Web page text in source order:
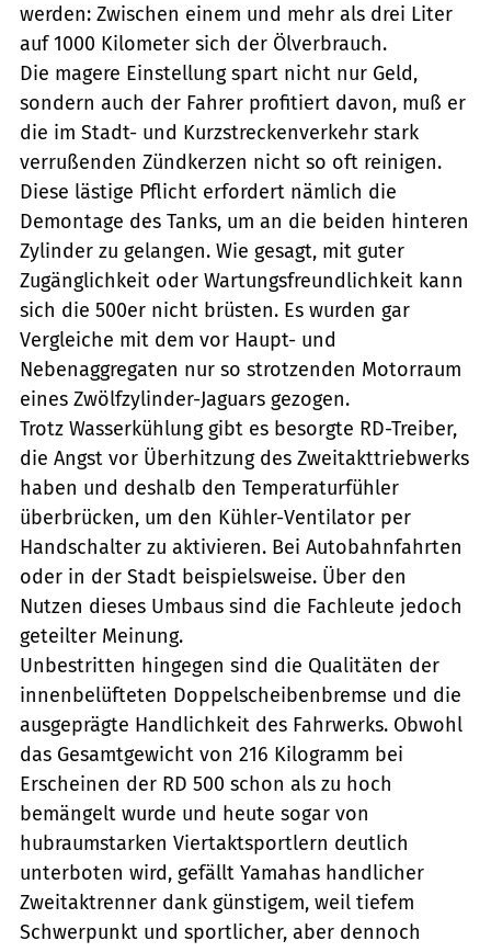
werden: Zwischen einem und mehr als drei Liter
auf 1000 Kilometer sich der Ölverbrauch.
Die magere Einstellung spart nicht nur Geld,
sondern auch der Fahrer profitiert davon, muß er
die im Stadt- und Kurzstreckenverkehr stark
verrußenden Zündkerzen nicht so oft reinigen.
Diese lästige Pflicht erfordert nämlich die
Demontage des Tanks, um an die beiden hinteren
Zylinder zu gelangen. Wie gesagt, mit guter
Zugänglichkeit oder Wartungsfreundlichkeit kann
sich die 500er nicht brüsten. Es wurden gar
Vergleiche mit dem vor Haupt- und
Nebenaggregaten nur so strotzenden Motorraum
eines Zwölfzylinder-Jaguars gezogen.
Trotz Wasserkühlung gibt es besorgte RD-Treiber,
die Angst vor Überhitzung des Zweitakttriebwerks
haben und deshalb den Temperaturfühler
überbrücken, um den Kühler-Ventilator per
Handschalter zu aktivieren. Bei Autobahnfahrten
oder in der Stadt beispielsweise. Über den
Nutzen dieses Umbaus sind die Fachleute jedoch
geteilter Meinung.
Unbestritten hingegen sind die Qualitäten der
innenbelüfteten Doppelscheibenbremse und die
ausgeprägte Handlichkeit des Fahrwerks. Obwohl
das Gesamtgewicht von 216 Kilogramm bei
Erscheinen der RD 500 schon als zu hoch
bemängelt wurde und heute sogar von
hubraumstarken Viertaktsportlern deutlich
unterboten wird, gefällt Yamahas handlicher
Zweitaktrenner dank günstigem, weil tiefem
Schwerpunkt und sportlicher, aber dennoch